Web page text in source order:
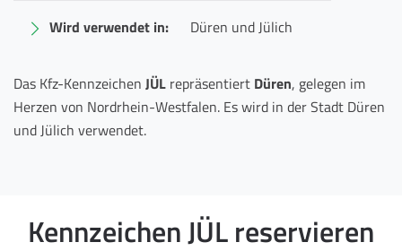
Wird verwendet in: Düren und Jülich
Das Kfz-Kennzeichen JÜL repräsentiert Düren, gelegen im
Herzen von Nordrhein-Westfalen. Es wird in der Stadt Düren
und Jülich verwendet.
Kennzeichen JÜL reservieren